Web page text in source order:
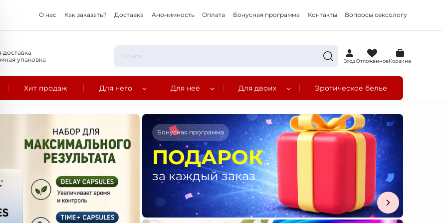
О нас Как заказать? Доставка Анонимность Оплата Бонусная программа Контакты Вопросы сексологу
доставка
упаковка
ВходОтложенное
0
Корзина
Хит продаж Для него Для неё Для двоих Эротическое белье
Бонусная программа
ПОДАРОК
за каждый заказ